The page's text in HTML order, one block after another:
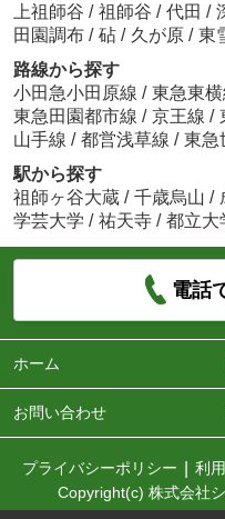
上祖師谷 / 祖師谷 / 代田 /
田園調布 / 砧 / 久が原 / 東
路線から探す
小田急小田原線 / 東急東横
東急田園都市線 / 京王線 /
山手線 / 都営浅草線 / 東急
駅から探す
祖師ヶ谷大蔵 / 千歳烏山 /
学芸大学 / 祐天寺 / 都立大
電話
ホーム
お問い合わせ
プライバシーポリシー 利
Copyright(c) 株式会社